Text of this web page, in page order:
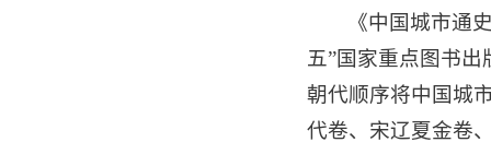
《中国城市通
五”国家重点图书
朝代顺序将中国城
代卷、宋辽夏金卷